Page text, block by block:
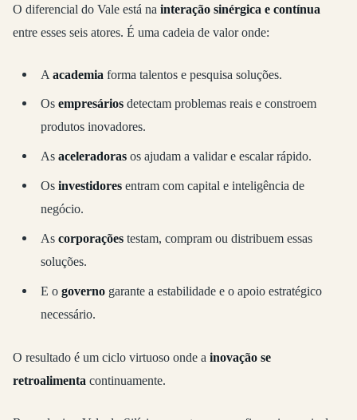
O diferencial do Vale está na interação sinérgica e contínua
entre esses seis atores. É uma cadeia de valor onde:
A academia forma talentos e pesquisa soluções.
Os empresáriosdetectam problemas reais e constroem
produtos inovadores.
As aceleradorasos ajudam a validar e escalar rápido.
Os investidoresentram com capital e inteligência de
negócio.
As corporaçõestestam, compram ou distribuem essas
soluções.
E o governogarante a estabilidade e o apoio estratégico
necessário.
O resultado é um ciclo virtuoso onde a inovação se
retroalimenta continuamente.